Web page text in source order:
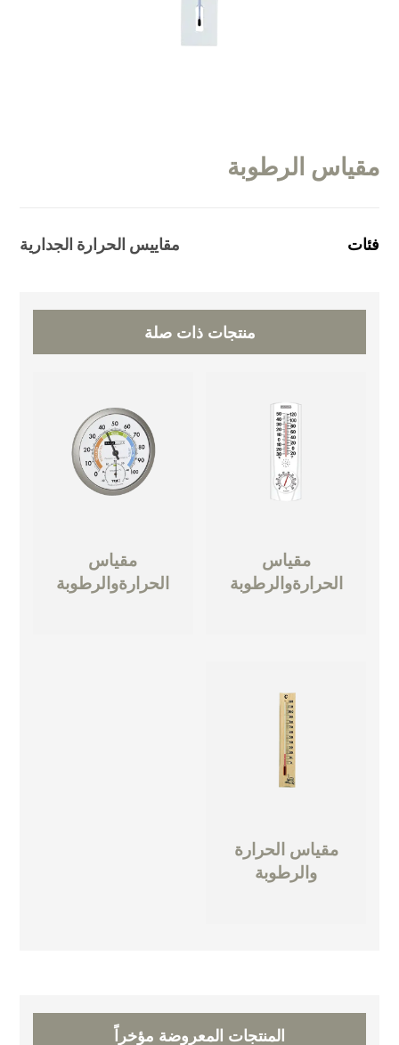
مقياس الرطوبة
فئات مقاييس الحرارة الجدارية
منتجات ذات صلة
مقياس
الحرارةوالرطوبة
مقياس
الحرارةوالرطوبة
مقياس الحرارة
والرطوبة
المنتجات المعروضة مؤخراً